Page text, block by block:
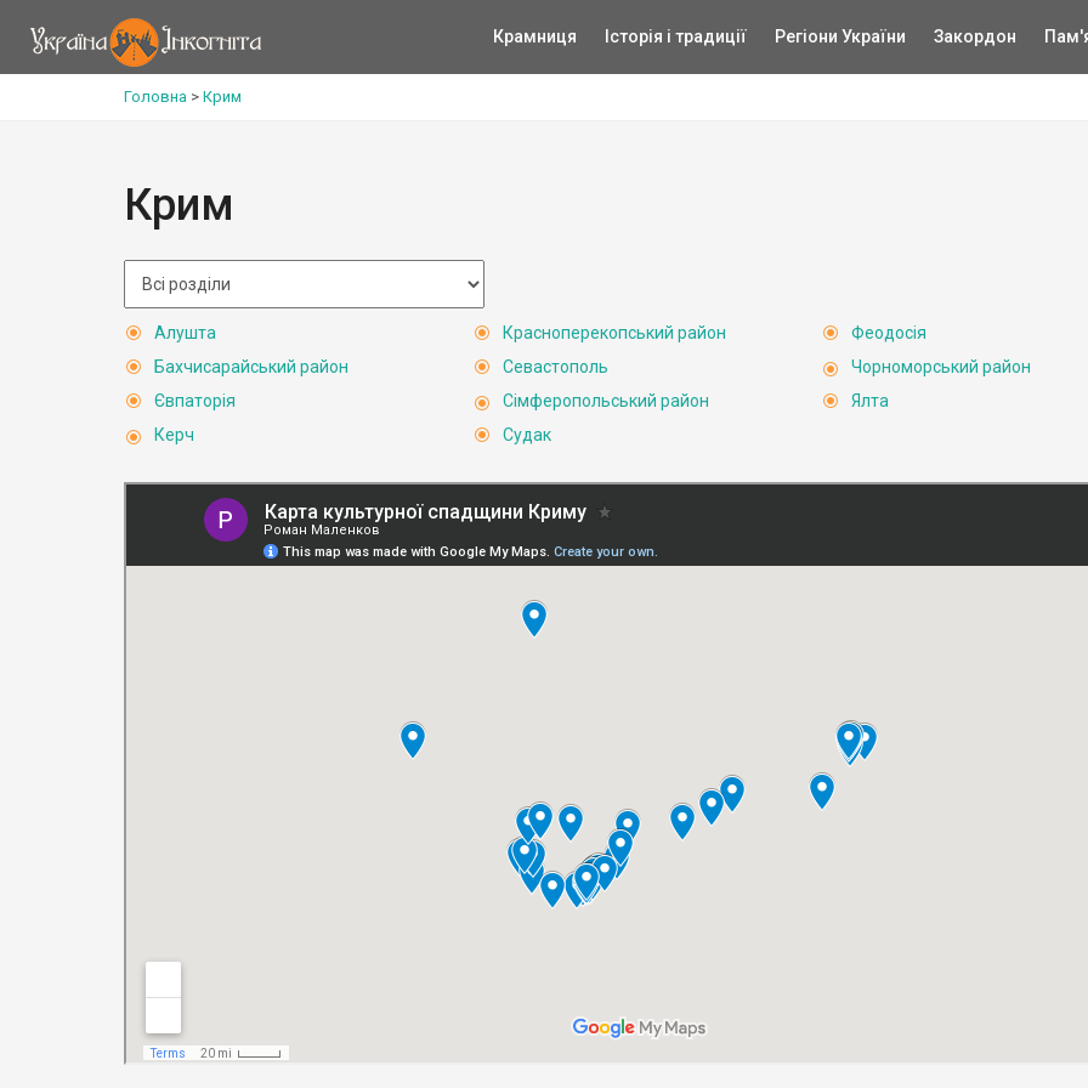
Крамниця Історія і традиції Регіони України Закордон
Головна > Крим
Крим
Алушта
Бахчисарайський район
Євпаторія
Керч
Красноперекопський район
Севастополь
Сімферопольський район
Судак
Феодосія
Чорноморський район
Ялта